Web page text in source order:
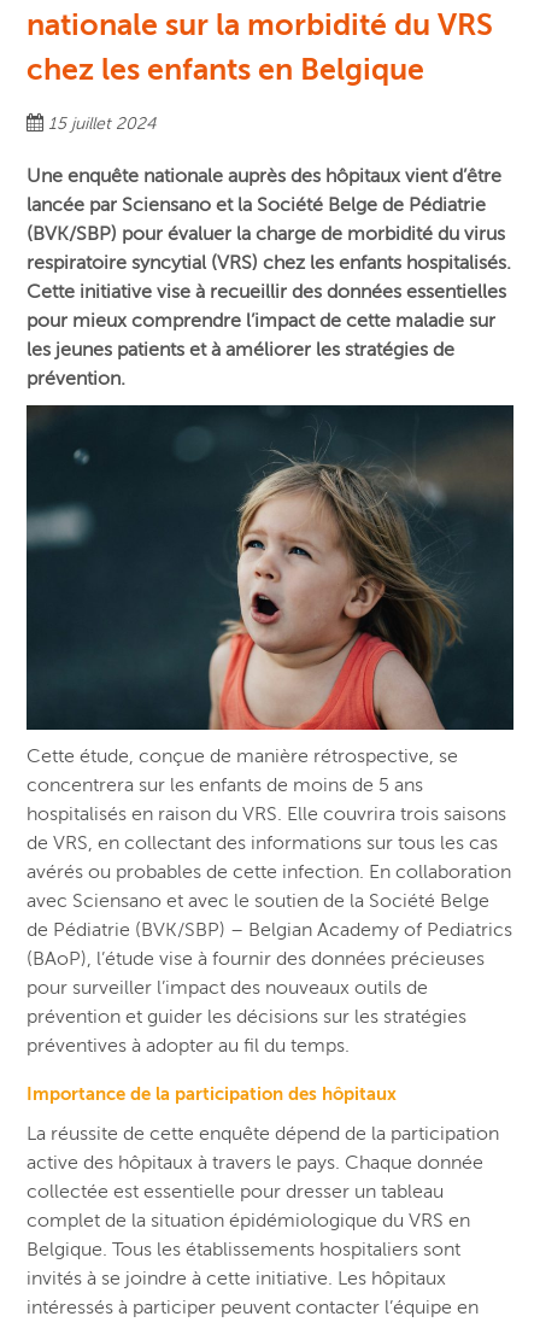
nationale sur la morbidité du VRS
chez les enfants en Belgique
15 juillet 2024
Une enquête nationale auprès des hôpitaux vient d’être
lancée par Sciensano et la Société Belge de Pédiatrie
(BVK/SBP) pour évaluer la charge de morbidité du virus
respiratoire syncytial (VRS) chez les enfants hospitalisés.
Cette initiative vise à recueillir des données essentielles
pour mieux comprendre l’impact de cette maladie sur
les jeunes patients et à améliorer les stratégies de
prévention.
Cette étude, conçue de manière rétrospective, se
concentrera sur les enfants de moins de 5 ans
hospitalisés en raison du VRS. Elle couvrira trois saisons
de VRS, en collectant des informations sur tous les cas
avérés ou probables de cette infection. En collaboration
avec Sciensano et avec le soutien de la Société Belge
de Pédiatrie (BVK/SBP) – Belgian Academy of Pediatrics
(BAoP), l’étude vise à fournir des données précieuses
pour surveiller l’impact des nouveaux outils de
prévention et guider les décisions sur les stratégies
préventives à adopter au fil du temps.
Importance de la participation des hôpitaux
La réussite de cette enquête dépend de la participation
active des hôpitaux à travers le pays. Chaque donnée
collectée est essentielle pour dresser un tableau
complet de la situation épidémiologique du VRS en
Belgique. Tous les établissements hospitaliers sont
invités à se joindre à cette initiative. Les hôpitaux
intéressés à participer peuvent contacter l’équipe en